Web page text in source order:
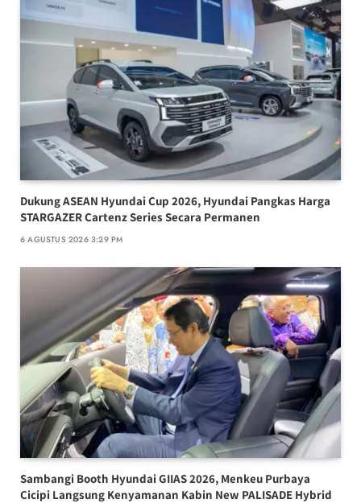
Dukung ASEAN Hyundai Cup 2026, Hyundai Pangkas Harga
STARGAZER Cartenz Series Secara Permanen
6 AGUSTUS 2026 3:29 PM
Sambangi Booth Hyundai GIIAS 2026, Menkeu Purbaya
Cicipi Langsung Kenyamanan Kabin New PALISADE Hybrid